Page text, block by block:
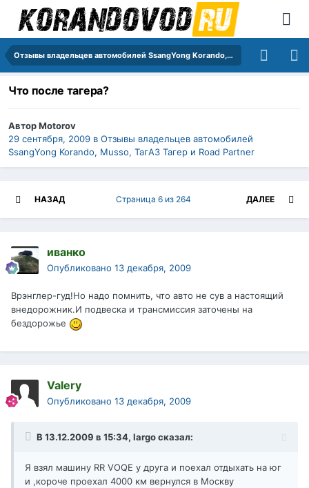
Отзывы владельцев автомобилей SsangYong Korando, Musso, ТагАЗ Тагер и Road Partner
Что после тагера?
АвторMotorov
29 сентября, 2009 в Отзывы владельцев автомобилей
SsangYong Korando, Musso, ТагАЗ Тагер и Road Partner
НАЗАД ДАЛЕЕ
Страница 6 из 264
иванко
Опубликовано 13 декабря, 2009
Врэнглер-гуд!Но надо помнить, что авто не сув а настоящий
внедорожник.И подвеска и трансмиссия заточены на
бездорожье
Valery
Опубликовано 13 декабря, 2009
В 13.12.2009 в 15:34, largo сказал:
Я взял машину RR VOQE у друга и поехал отдыхать на юг
и ,короче проехал 4000 км вернулся в Москву